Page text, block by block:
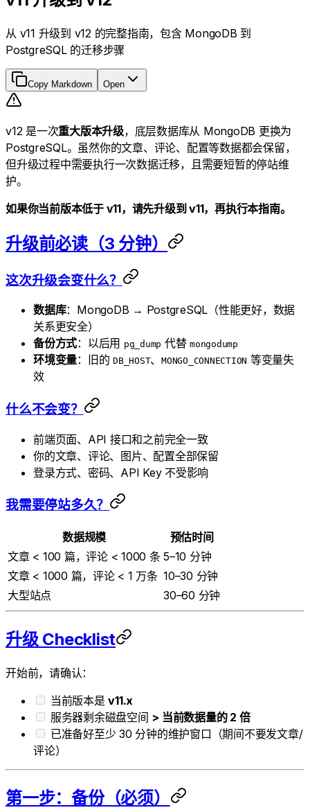
从 v11 升级到 v12 的完整指南，包含 MongoDB 到
PostgreSQL 的迁移步骤
Copy Markdown Open
v12 是一次重大版本升级，底层数据库从 MongoDB 更换为
PostgreSQL。虽然你的文章、评论、配置等数据都会保留，
但升级过程中需要执行一次数据迁移，且需要短暂的停站维
护。
如果你当前版本低于 v11，请先升级到 v11，再执行本指南。
升级前必读（3 分钟）
这次升级会变什么？
数据库：MongoDB → PostgreSQL（性能更好，数据
关系更安全）
备份方式：以后用 pg_dump 代替 mongodump
环境变量：旧的 DB_HOST、 MONGO_CONNECTION 等变量失
效
什么不会变？
前端页面、API 接口和之前完全一致
你的文章、评论、图片、配置全部保留
登录方式、密码、API Key 不受影响
我需要停站多久？
数据规模
预估时间
文章 < 100 篇，评论 < 1000 条 5–10 分钟
文章 < 1000 篇，评论 < 1 万条 10–30 分钟
大型站点
30–60 分钟
升级 Checklist
开始前，请确认：
当前版本是v11.x
服务器剩余磁盘空间 > 当前数据量的 2 倍
已准备好至少 30 分钟的维护窗口（期间不要发文章/
评论）
第一步：备份（必须）